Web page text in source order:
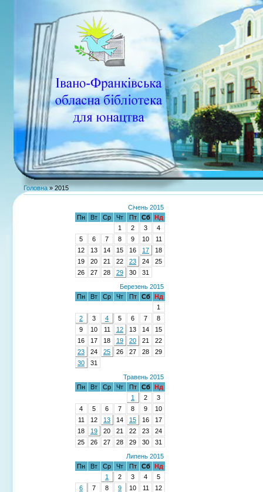
Головна»2015
Січень 2015
Пн
Вт Ср Чт Пт Сб
Нд
1
2 3
4
5
6 7 8 9 10
11
12
13 14 15 16 17
18
19
20 21 22 23 24
25
26
27 28 29 30
31
Березень 2015
Пн
Вт Ср Чт Пт Сб
Нд
1
2
3 4 5 6 7
8
9
10 11 12 13 14
15
16
17 18 19 20 21
22
23
24 25 26 27 28
29
30
31
Травень 2015
Пн
Вт Ср Чт Пт Сб
Нд
1
2
3
4
5 6 7 8 9
10
11
12 13 14 15 16
17
18
19 20 21 22 23
24
25
26 27 28 29 30
31
Липень 2015
Пн
Вт Ср Чт Пт Сб
Нд
1
2 3 4
5
6
7 8 9 10 11
12